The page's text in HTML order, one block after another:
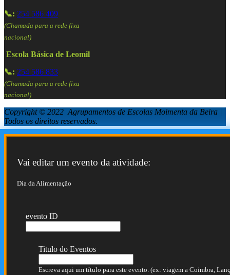
📞: 254 586 409
(Chamada para a rede fixa
nacional)
Escola Básica de Leomil
📞: 254 586 833
(Chamada para a rede fixa
nacional)
Copyright © 2022 Agrupamentos de Escolas Moimenta da Beira |
Todos os direitos reservados.
Vai editar um evento da atividade:
Dia da Alimentação
evento ID
Titulo do Eventos
Escreva aqui um título para este evento. (ex: viagem a Coimbra,